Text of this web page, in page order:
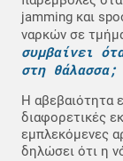
jamming και
ναρκών σε
συμβαίνει
στη θάλασσα;
Η αβεβαιότητα
διαφορετικές
εμπλεκόμενες
δηλώσει ότι η